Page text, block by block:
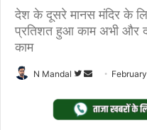
देश के दूसरे मानस मंदिर के
प्रतिशत हुआ काम अभी और
काम
N Mandal
Follow
Twitter
Send
email